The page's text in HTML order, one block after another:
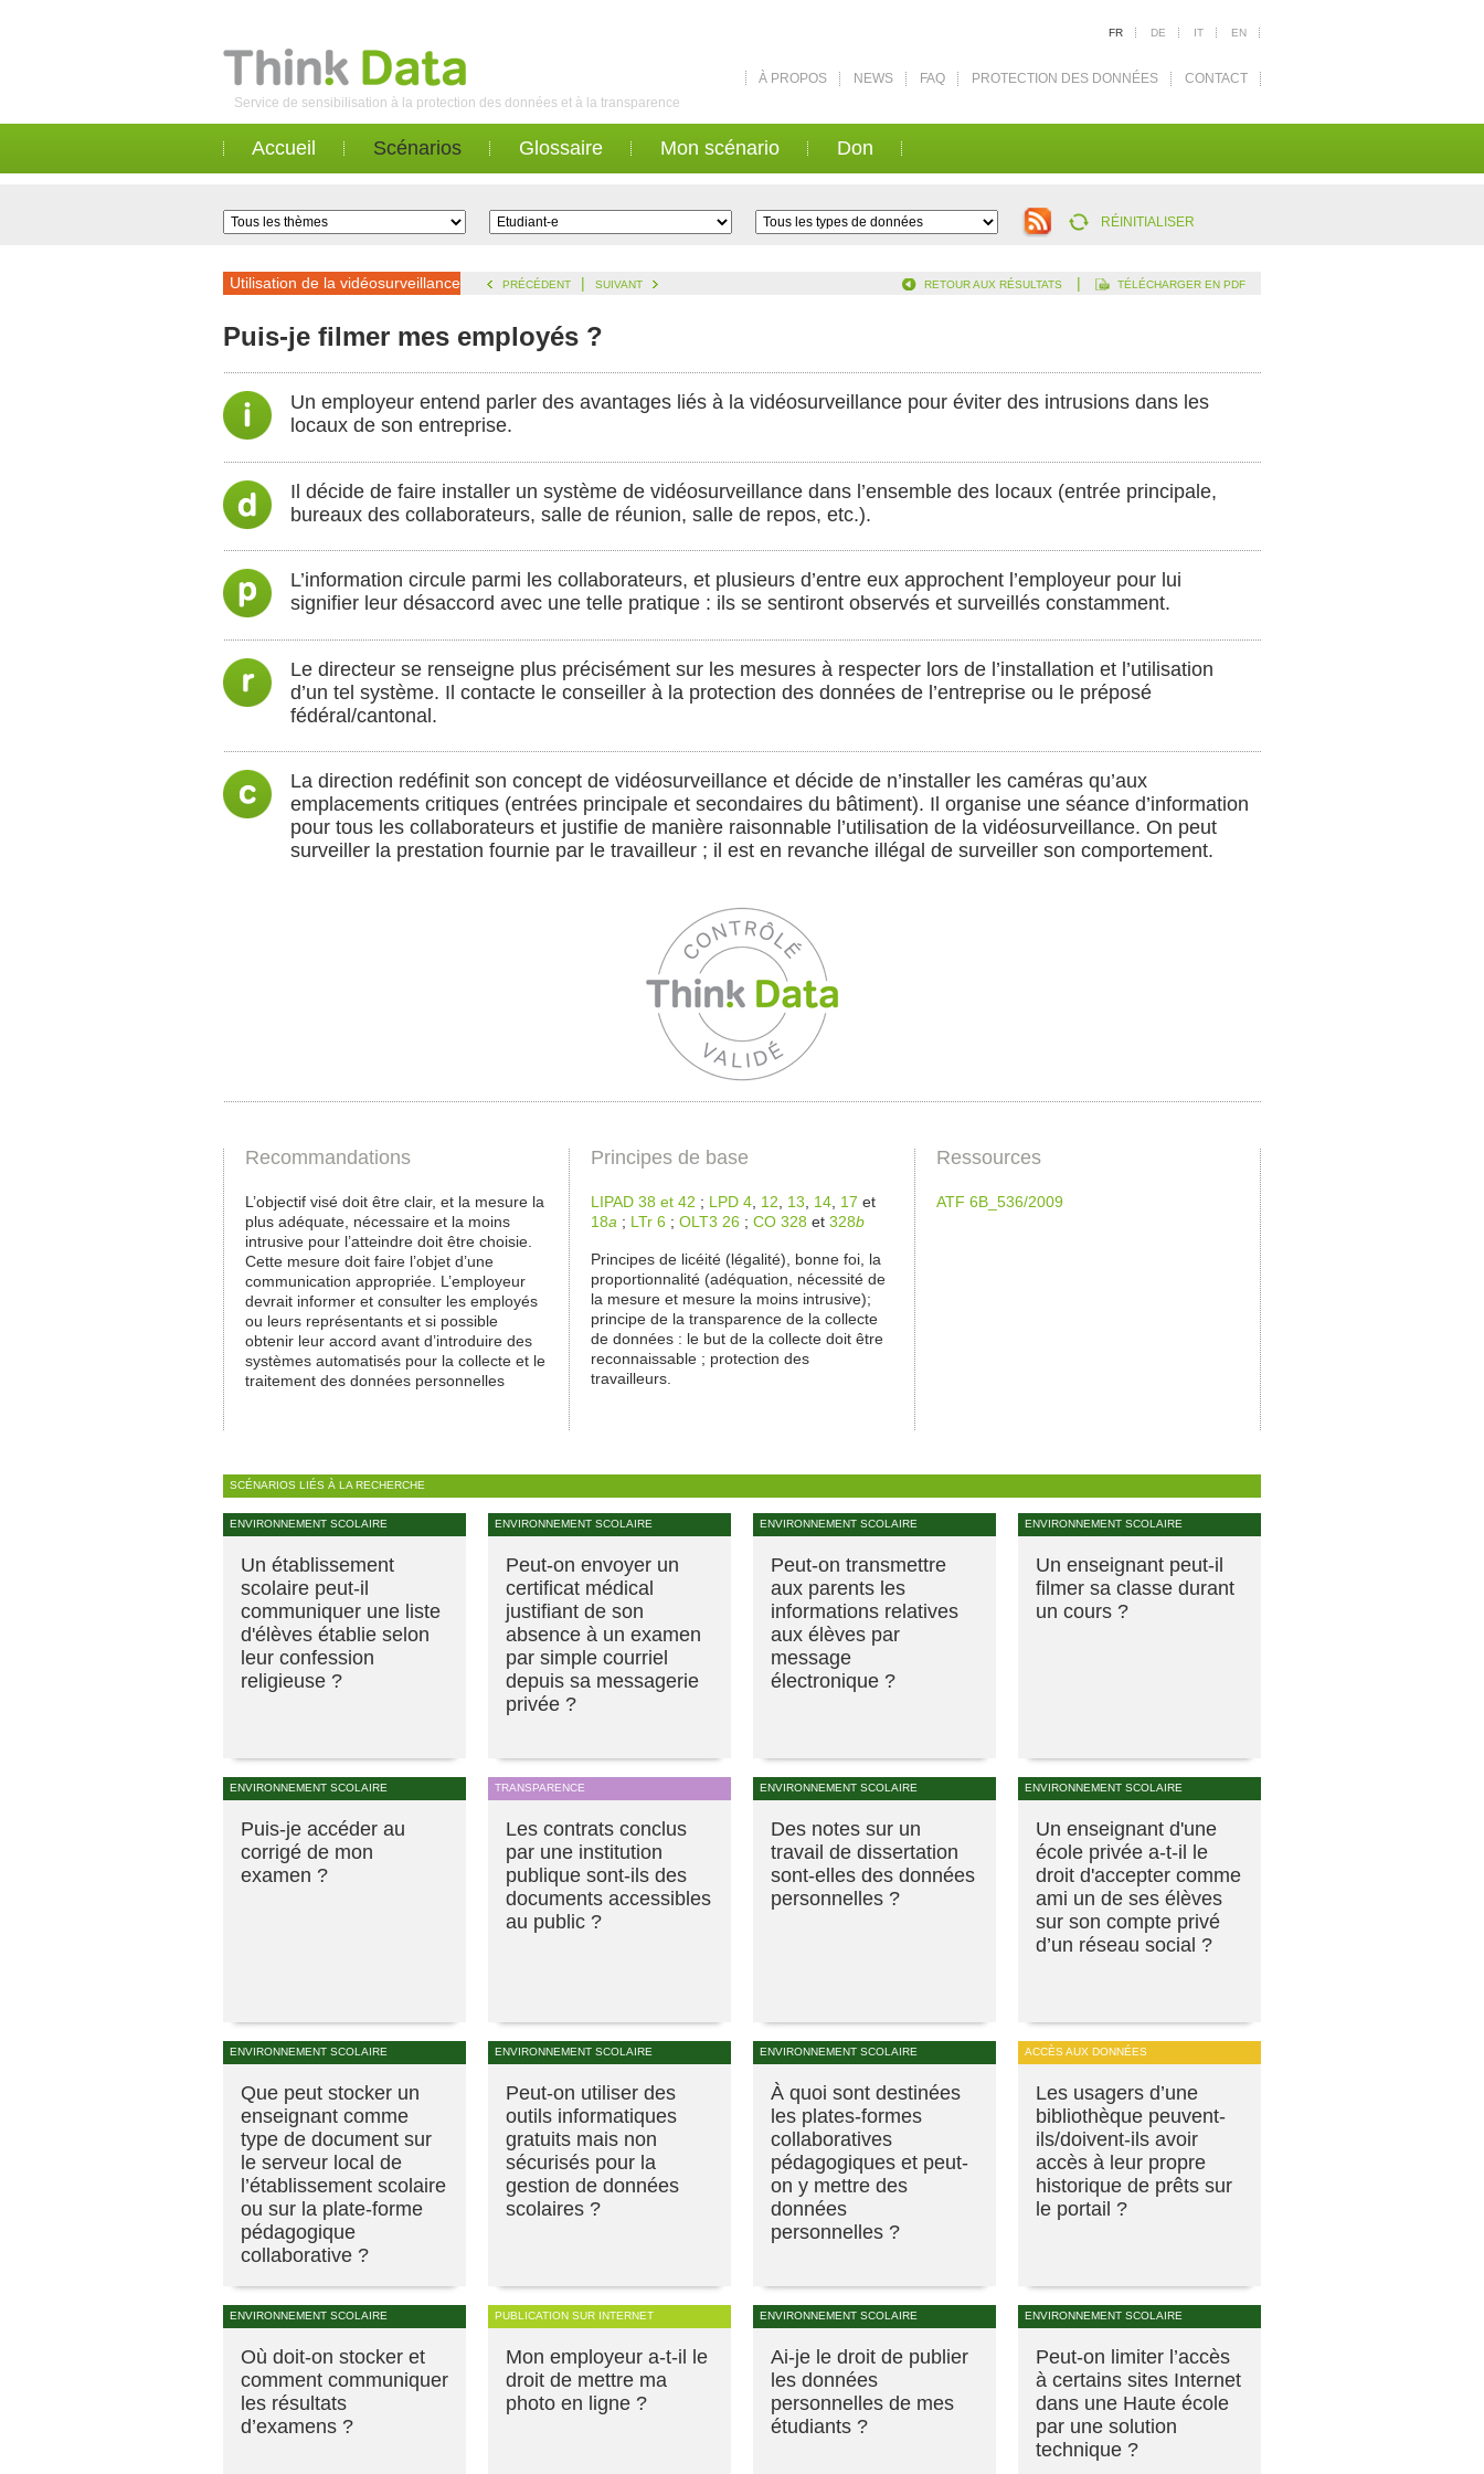
Service de sensibilisation à la protection des données et à la transparence
FR DE IT EN
À PROPOS NEWS FAQ PROTECTION DES DONNÉES CONTACT
Accueil Scénarios Glossaire Mon scénario Don
RÉINITIALISER
Utilisation de la vidéosurveillance PRÉCÉDENT | SUIVANT RETOUR AUX RÉSULTATS | TÉLÉCHARGER EN PDF
Puis-je filmer mes employés ?
Un employeur entend parler des avantages liés à la vidéosurveillance pour éviter des intrusions dans les
locaux de son entreprise.
Il décide de faire installer un système de vidéosurveillance dans l’ensemble des locaux (entrée principale,
bureaux des collaborateurs, salle de réunion, salle de repos, etc.).
L’information circule parmi les collaborateurs, et plusieurs d’entre eux approchent l’employeur pour lui
signifier leur désaccord avec une telle pratique : ils se sentiront observés et surveillés constamment.
Le directeur se renseigne plus précisément sur les mesures à respecter lors de l’installation et l’utilisation
d’un tel système. Il contacte le conseiller à la protection des données de l’entreprise ou le préposé
fédéral/cantonal.
La direction redéfinit son concept de vidéosurveillance et décide de n’installer les caméras qu’aux
emplacements critiques (entrées principale et secondaires du bâtiment). Il organise une séance d’information
pour tous les collaborateurs et justifie de manière raisonnable l’utilisation de la vidéosurveillance. On peut
surveiller la prestation fournie par le travailleur ; il est en revanche illégal de surveiller son comportement.
Recommandations
L’objectif visé doit être clair, et la mesure la
plus adéquate, nécessaire et la moins
intrusive pour l’atteindre doit être choisie.
Cette mesure doit faire l’objet d’une
communication appropriée. L’employeur
devrait informer et consulter les employés
ou leurs représentants et si possible
obtenir leur accord avant d’introduire des
systèmes automatisés pour la collecte et le
traitement des données personnelles
Principes de base
LIPAD 38 et 42 ; LPD 4 12 13 14 17 et
18a ; LTr 6 ; OLT3 26 ; CO 328 et 328b
Principes de licéité (légalité), bonne foi, la
proportionnalité (adéquation, nécessité de
la mesure et mesure la moins intrusive);
principe de la transparence de la collecte
de données : le but de la collecte doit être
reconnaissable ; protection des
travailleurs.
Ressources
ATF 6B_536/2009
SCÉNARIOS LIÉS À LA RECHERCHE
ENVIRONNEMENT SCOLAIRE
Un établissement
scolaire peut-il
communiquer une liste
d'élèves établie selon
leur confession
religieuse ?
ENVIRONNEMENT SCOLAIRE
Peut-on envoyer un
certificat médical
justifiant de son
absence à un examen
par simple courriel
depuis sa messagerie
privée ?
ENVIRONNEMENT SCOLAIRE
Peut-on transmettre
aux parents les
informations relatives
aux élèves par
message
électronique ?
ENVIRONNEMENT SCOLAIRE
Un enseignant peut-il
filmer sa classe durant
un cours ?
ENVIRONNEMENT SCOLAIRE
Puis-je accéder au
corrigé de mon
examen ?
TRANSPARENCE
Les contrats conclus
par une institution
publique sont-ils des
documents accessibles
au public ?
ENVIRONNEMENT SCOLAIRE
Des notes sur un
travail de dissertation
sont-elles des données
personnelles ?
ENVIRONNEMENT SCOLAIRE
Un enseignant d'une
école privée a-t-il le
droit d'accepter comme
ami un de ses élèves
sur son compte privé
d’un réseau social ?
ENVIRONNEMENT SCOLAIRE
Que peut stocker un
enseignant comme
type de document sur
le serveur local de
l’établissement scolaire
ou sur la plate-forme
pédagogique
collaborative ?
ENVIRONNEMENT SCOLAIRE
Peut-on utiliser des
outils informatiques
gratuits mais non
sécurisés pour la
gestion de données
scolaires ?
ENVIRONNEMENT SCOLAIRE
À quoi sont destinées
les plates-formes
collaboratives
pédagogiques et peut-
on y mettre des
données
personnelles ?
ACCÈS AUX DONNÉES
Les usagers d’une
bibliothèque peuvent-
ils/doivent-ils avoir
accès à leur propre
historique de prêts sur
le portail ?
ENVIRONNEMENT SCOLAIRE
Où doit-on stocker et
comment communiquer
les résultats
d’examens ?
PUBLICATION SUR INTERNET
Mon employeur a-t-il le
droit de mettre ma
photo en ligne ?
ENVIRONNEMENT SCOLAIRE
Ai-je le droit de publier
les données
personnelles de mes
étudiants ?
ENVIRONNEMENT SCOLAIRE
Peut-on limiter l’accès
à certains sites Internet
dans une Haute école
par une solution
technique ?